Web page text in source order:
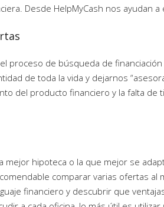
Desde HelpMyCash nos ayudan a
proceso de búsqueda de
de toda la vida y dejarnos
del producto financiero y la falta
mejor hipoteca o la que mejor se
comparar varias ofertas al
financiero y descubrir que